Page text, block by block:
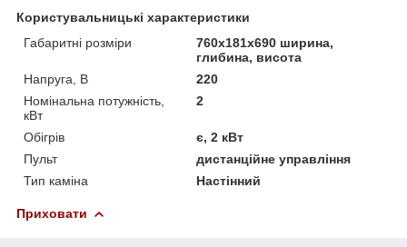
Користувальницькі характеристики
Габаритні розміри
760х181х690 ширина,
глибина, висота
Напруга, В
220
Номінальна потужність,
кВт
2
Обігрів
є, 2 кВт
Пульт
дистанційне управління
Тип каміна
Настінний
Приховати